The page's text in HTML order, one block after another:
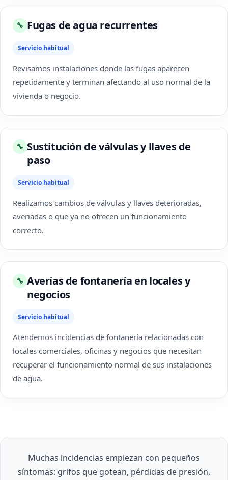
🔧 Fugas de agua recurrentes
Servicio habitual
Revisamos instalaciones donde las fugas aparecen
repetidamente y terminan afectando al uso normal de la
vivienda o negocio.
🔧 Sustitución de válvulas y llaves de
paso
Servicio habitual
Realizamos cambios de válvulas y llaves deterioradas,
averiadas o que ya no ofrecen un funcionamiento
correcto.
🔧 Averías de fontanería en locales y
negocios
Servicio habitual
Atendemos incidencias de fontanería relacionadas con
locales comerciales, oficinas y negocios que necesitan
recuperar el funcionamiento normal de sus instalaciones
de agua.
Muchas incidencias empiezan con pequeños
síntomas: grifos que gotean, pérdidas de presión,